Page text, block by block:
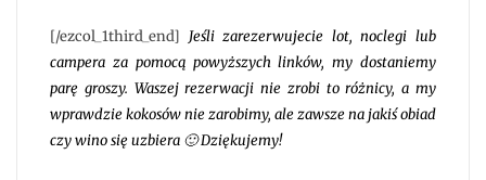
[/ezcol_1third_end] Jeśli zarezerwujecie lot, noclegi lub
campera za pomocą powyższych linków, my dostaniemy
parę groszy. Waszej rezerwacji nie zrobi to różnicy, a my
wprawdzie kokosów nie zarobimy, ale zawsze na jakiś obiad
czy wino się uzbiera 🙂 Dziękujemy!